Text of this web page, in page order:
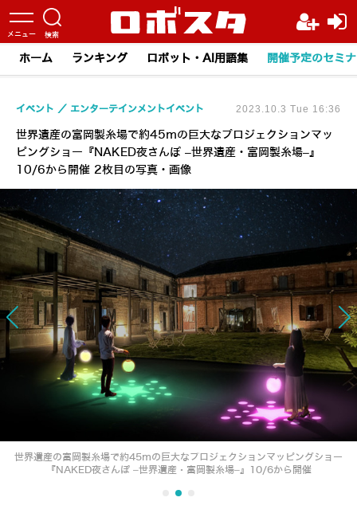
ホーム ランキング ロボット・AI用語集 開催予定のセミ
世界遺産の富岡製糸場で約45ｍの巨大なプロジェクションマッ
ピングショー『NAKED夜さんぽ ‒世界遺産・富岡製糸場‒』
10/6から開催 2枚目の写真・画像
イベント エンターテインメントイベント 2023.10.3 Tue 16:36
世界遺産の富岡製糸場で約45ｍの巨大なプロジェクションマッピングショー
『NAKED夜さんぽ ‒世界遺産・富岡製糸場‒』10/6から開催